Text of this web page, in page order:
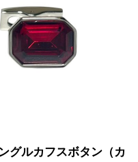
グルカフスボタン（カ